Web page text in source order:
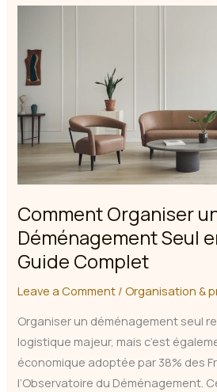
Déménagement
Guide
Complet
2026
Comment Organiser
Déménagement Seul
Guide Complet
Leave a Comment /Organisation &
Organiser un déménagement seul
logistique majeur, mais c’est
économique adoptée par 38% des
l’Observatoire du Déménagement.